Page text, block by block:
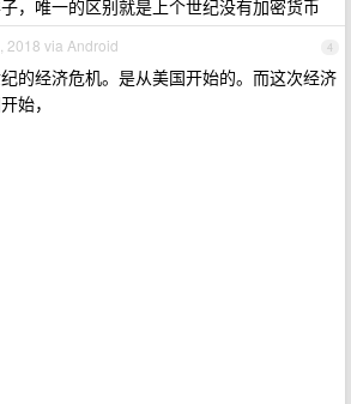
，唯一的区别就是上个世纪没有加密货币
4
2018 via Android
的经济危机。是从美国开始的。而这次经济
始，